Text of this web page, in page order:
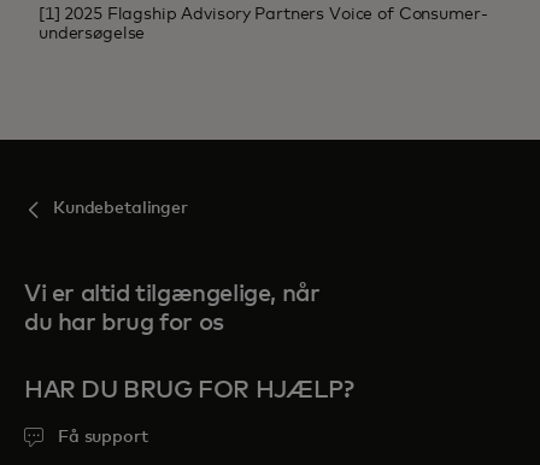
[1] 2025 Flagship Advisory Partners Voice of Consumer-
undersøgelse
Kundebetalinger
Vi er altid tilgængelige, når
du har brug for os
HAR DU BRUG FOR HJÆLP?
Få support